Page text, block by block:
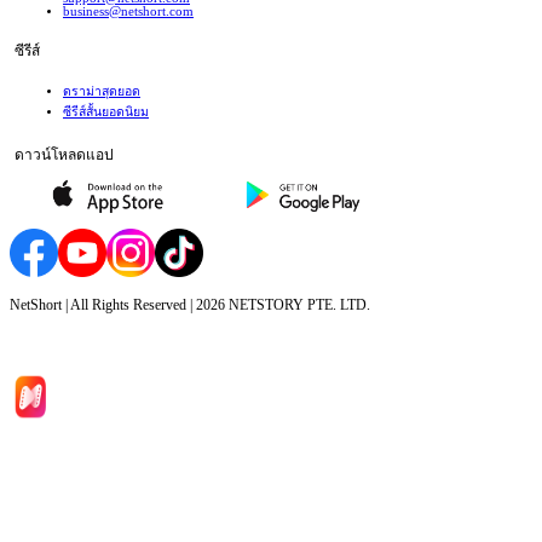
business@netshort.com
ซีรีส์
ดราม่าสุดยอด
ซีรีส์สั้นยอดนิยม
ดาวน์โหลดแอป
NetShort | All Rights Reserved | 2026 NETSTORY PTE. LTD.